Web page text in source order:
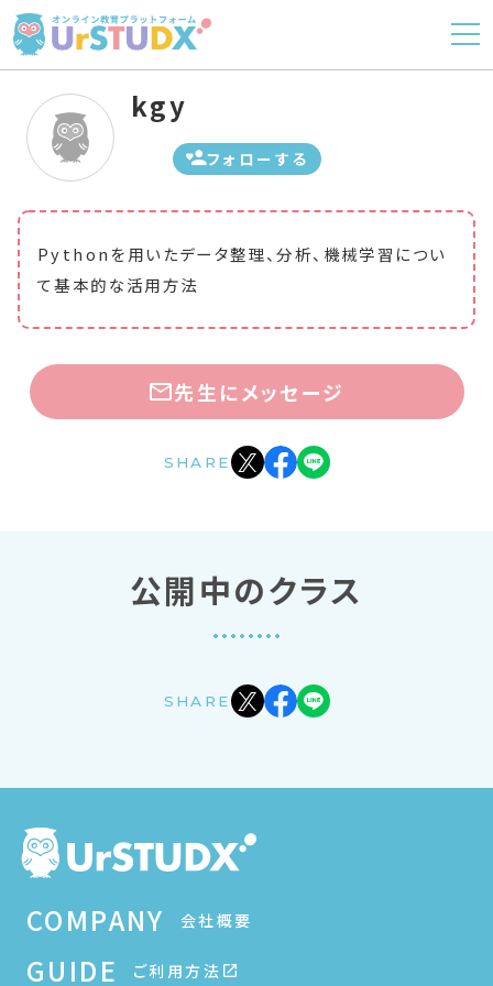
フォローする
kgy
Pythonを用いたデータ整理、分析、機械学習につい
て基本的な活用方法
先生にメッセージ
SHARE
公開中のクラス
SHARE
COMPANY 会社概要
GUIDE ご利用方法